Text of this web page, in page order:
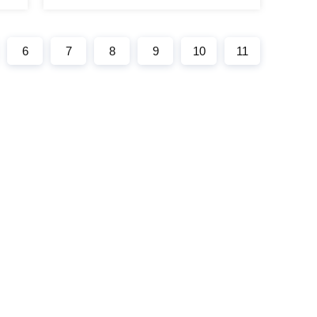
6 7 8 9 10 11